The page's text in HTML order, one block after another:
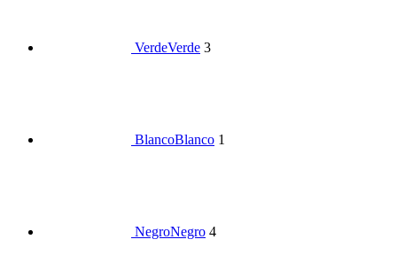
VerdeVerde 3
BlancoBlanco 1
NegroNegro 4